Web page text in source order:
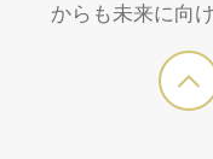
からも未来に向